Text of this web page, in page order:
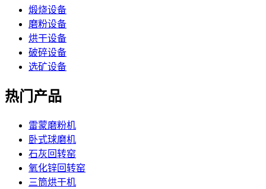
煅烧设备
磨粉设备
烘干设备
破碎设备
选矿设备
热门产品
雷蒙磨粉机
卧式球磨机
石灰回转窑
氧化锌回转窑
三筒烘干机